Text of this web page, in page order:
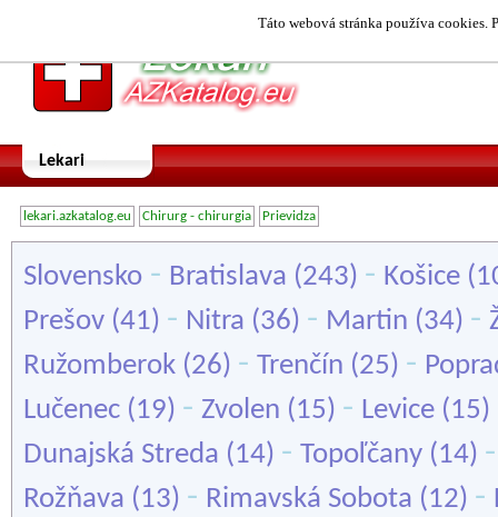
Táto webová stránka používa cookies.
Lekari
lekari.azkatalog.eu Chirurg - chirurgia Prievidza
Slovensko - Bratislava (243) - Košice
Prešov (41) - Nitra (36) - Martin (34) -
Ružomberok (26) - Trenčín (25) -
Lučenec (19) - Zvolen (15) - Levice (15)
Dunajská Streda (14) - Topoľčany (14)
Rožňava (13) - Rimavská Sobota (12) -